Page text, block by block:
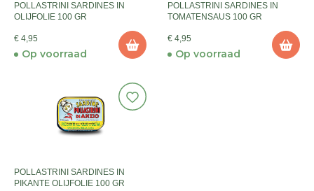
POLLASTRINI SARDINES IN
OLIJFOLIE 100 GR
€ 4,95
Op voorraad
POLLASTRINI SARDINES IN
TOMATENSAUS 100 GR
€ 4,95
Op voorraad
POLLASTRINI SARDINES IN
PIKANTE OLIJFOLIE 100 GR